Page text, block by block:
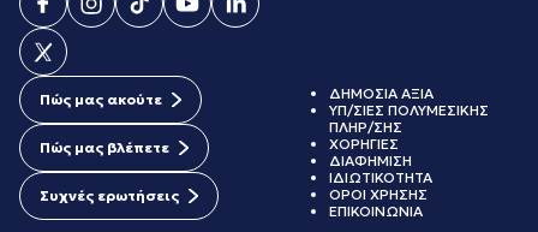
Πώς μας ακούτε
Πώς μας βλέπετε
Συχνές ερωτήσεις
ΔΗΜΟΣΙΑ ΑΞΙΑ
ΥΠ/ΣΙΕΣ ΠΟΛΥΜΕΣΙΚΗΣ
ΠΛΗΡ/ΣΗΣ
ΧΟΡΗΓΙΕΣ
ΔΙΑΦΗΜΙΣΗ
ΙΔΙΩΤΙΚΟΤΗΤΑ
ΟΡΟΙ ΧΡΗΣΗΣ
ΕΠΙΚΟΙΝΩΝΙΑ